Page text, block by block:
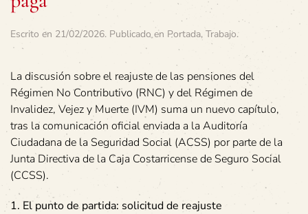
Escrito en 21/02/2026. Publicado en Portada, Trabajo.
La discusión sobre el reajuste de las pensiones del
Régimen No Contributivo (RNC) y del Régimen de
Invalidez, Vejez y Muerte (IVM) suma un nuevo capítulo,
tras la comunicación oficial enviada a la Auditoría
Ciudadana de la Seguridad Social (ACSS) por parte de la
Junta Directiva de la Caja Costarricense de Seguro Social
(CCSS).
1. El punto de partida: solicitud de reajuste